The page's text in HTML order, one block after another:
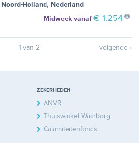
Noord-Holland, Nederland
Midweekvanaf € 1.254
1 van 2 volgende ›
ZEKERHEDEN
ANVR
Thuiswinkel Waarborg
Calamiteitenfonds